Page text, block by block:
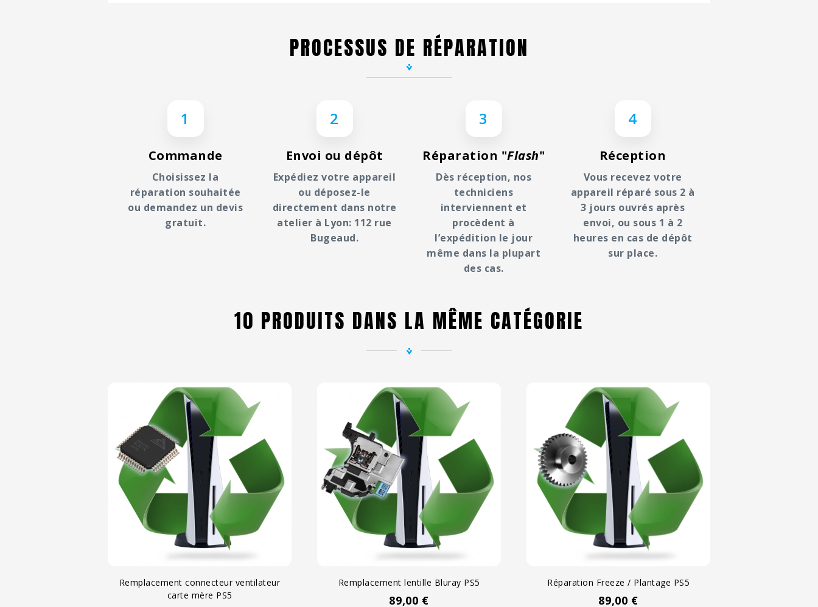
PROCESSUS DE RÉPARATION
1
Commande
Choisissez la
réparation souhaitée
ou demandez un devis
gratuit.
2
Envoi ou dépôt
Expédiez votre appareil
ou déposez-le
directement dans notre
atelier à Lyon: 112 rue
Bugeaud.
3
Réparation "Flash"
Dès réception, nos
techniciens
interviennent et
procèdent à
l’expédition le jour
même dans la plupart
des cas.
4
Réception
Vous recevez votre
appareil réparé sous 2 à
3 jours ouvrés après
envoi, ou sous 1 à 2
heures en cas de dépôt
sur place.
10 PRODUITS DANS LA MÊME CATÉGORIE
Remplacement connecteur ventilateur
carte mère PS5
Remplacement lentille Bluray PS5
Prix
89,00 €
Réparation Freeze / Plantage PS5
Prix
89,00 €